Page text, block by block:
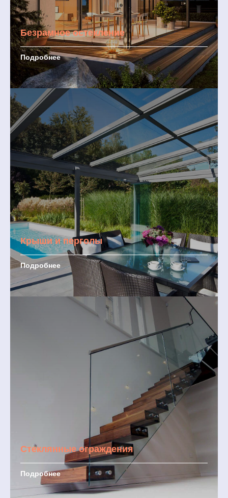
Безрамное остекление
Подробнее
Крыши и перголы
Подробнее
Стеклянные ограждения
Подробнее